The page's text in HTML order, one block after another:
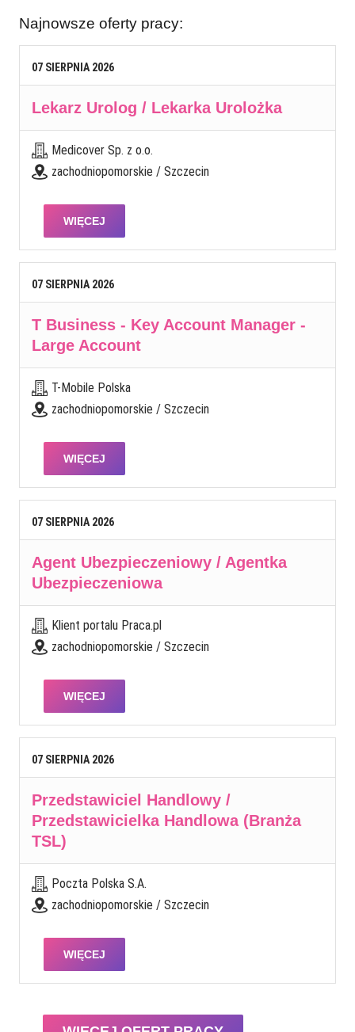
Najnowsze oferty pracy:
07 SIERPNIA 2026
Lekarz Urolog / Lekarka Urolożka
Medicover Sp. z o.o.
zachodniopomorskie / Szczecin
WIĘCEJ
07 SIERPNIA 2026
T Business - Key Account Manager -
Large Account
T-Mobile Polska
zachodniopomorskie / Szczecin
WIĘCEJ
07 SIERPNIA 2026
Agent Ubezpieczeniowy / Agentka
Ubezpieczeniowa
Klient portalu Praca.pl
zachodniopomorskie / Szczecin
WIĘCEJ
07 SIERPNIA 2026
Przedstawiciel Handlowy /
Przedstawicielka Handlowa (Branża
TSL)
Poczta Polska S.A.
zachodniopomorskie / Szczecin
WIĘCEJ